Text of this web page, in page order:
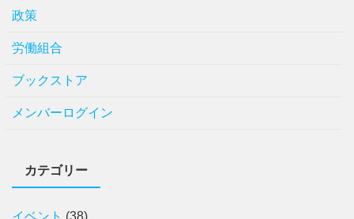
政策
労働組合
ブックストア
メンバーログイン
カテゴリー